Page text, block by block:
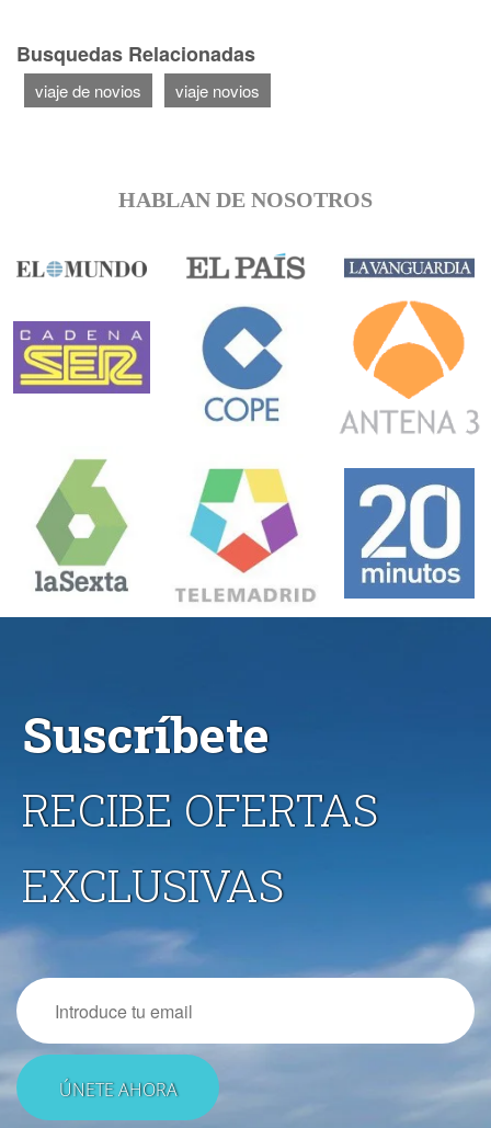
Busquedas Relacionadas
viaje de novios viaje novios
HABLAN DE NOSOTROS
Suscríbete
RECIBE OFERTAS
EXCLUSIVAS
Email